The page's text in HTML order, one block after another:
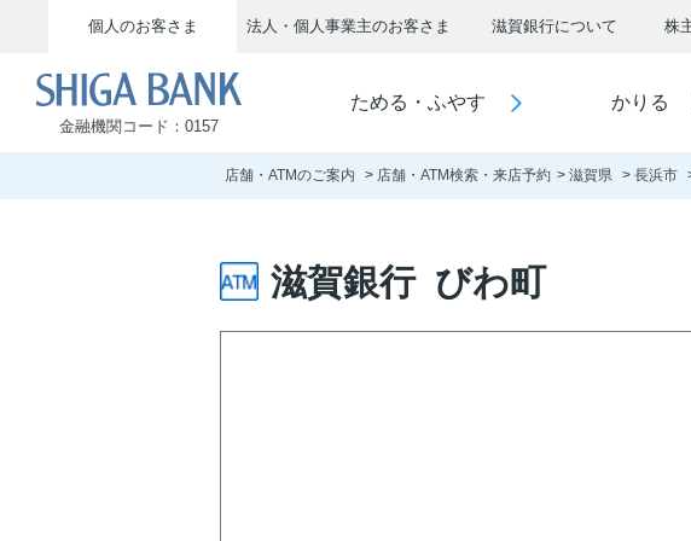
個人のお客さま 法人・個人事業主のお客さま 滋賀銀行について 株
金融機関コード：0157
ためる・ふやす かりる
店舗・ATMのご案内 店舗・ATM検索・来店予約 滋賀県 長浜市
滋賀銀行 びわ町